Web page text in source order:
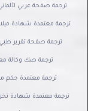
ترجمة صفحة عربي
ترجمة معتمدة شهادة
ترجمة صفحة تقرير
ترجمة صك وكالة
ترجمة معتمدة حكم
ترجمة معتمدة شهادة